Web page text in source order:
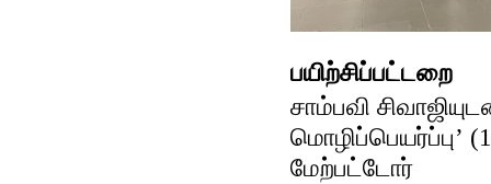
பயிற்சிப்பட்டறை
சாம்பவி
மொழிப்பெயர்ப்பு’
மேற்பட்டோர்